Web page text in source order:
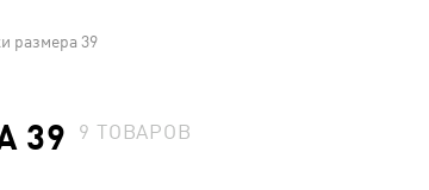
размера 39
39 9 ТОВАРОВ